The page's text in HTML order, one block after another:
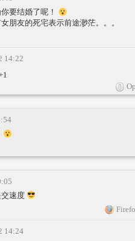
要结婚了呢！
朋友的死宅表示前途渺茫。。。
14:22
速度
14:24